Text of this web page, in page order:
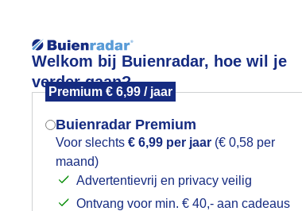
Welkom bij Buienradar, hoe wil je
verder gaan?
Premium € 6,99 / jaar
Buienradar Premium
Voor slechts € 6,99 per jaar (€ 0,58 per
maand)
Advertentievrij en privacy veilig
Ontvang voor min. € 40,- aan cadeaus
Foto en video Weerzine
Mogen we je locatie gebruiken voor
het weer?